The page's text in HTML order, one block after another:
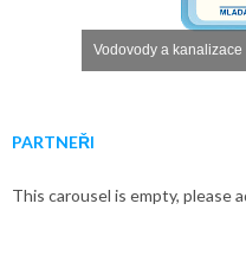
Vodovody a
PARTNEŘI
This carousel is empty, please